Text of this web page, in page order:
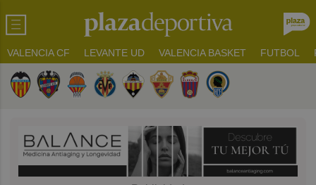
VALENCIA CF LEVANTE UD VALENCIA BASKET FUTBOL